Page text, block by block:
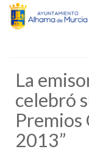
La
celebró
Premios
2013”